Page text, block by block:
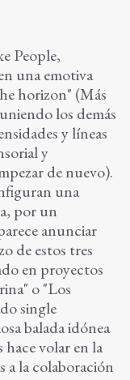
People,
una emotiva
horizon" (Más
los demás
y líneas
y
de nuevo).
una
por un
anunciar
de estos tres
en proyectos
o "Los
single
balada idónea
hace volar en la
a la colaboración